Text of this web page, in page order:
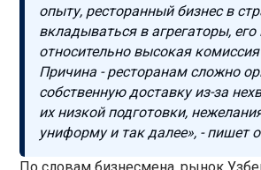
опыту, ресторанный бизнес в
вкладываться в агрегаторы, его
относительно высокая комиссия
Причина - ресторанам сложно
собственную доставку из-за
их низкой подготовки,
униформу и так далее», - пишет